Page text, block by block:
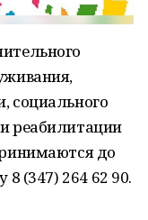
социального
реабилитации
до
8 (347) 264 62 90.